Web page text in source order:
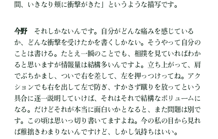
間、いきなり頬に衝撃がきた」というような描写です。
今野 それしかないんです。自分がどんな痛みを感じている
か、どんな衝撃を受けたかを書くしかない。そうやって自分の
ことは書ける。たとえ一瞬のことでも、相撲を見ていればわか
ると思いますが情報量は結構多いんですよ。立ち上がって、肩
でぶちかまし、ついで右を差して、左を押っつけってね。アク
ションでも右を出して左で防ぎ、すかさず蹴りを放ってという
具合に逐一説明していけば、それはそれで結構なボリュームに
なる。だけどそれが本当に面白いかとなると、また問題は別で
す。この頃は思いっ切り書いてますよね。今の私の目から見れ
ば稚拙きわまりないんですけど、しかし気持ちはいい。